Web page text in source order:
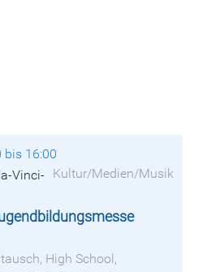
bis 16:00
Kultur/Medien/Musik
Vinci-
High School,